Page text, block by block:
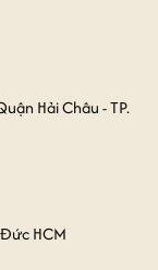
Hải Châu - TP.
HCM